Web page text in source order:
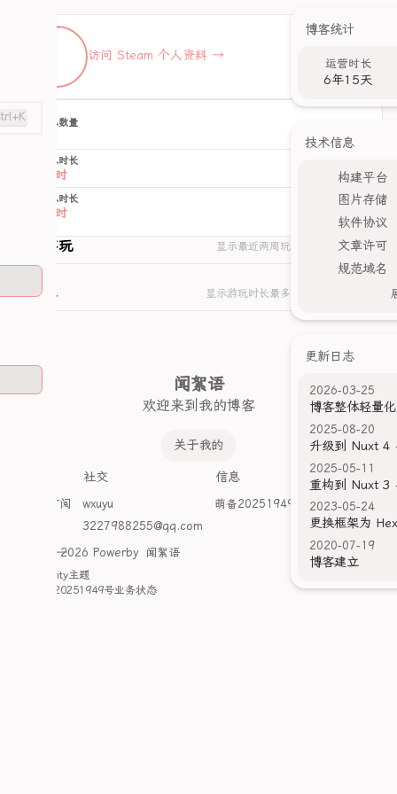
访问 Steam 个人资料 →
游戏总数量
游玩总时长
-- 小时
两周总时长
-- 小时
最近游玩 显示最近两周玩的undefined款游戏
游戏库 显示游玩时长最多的undefined款游戏
闻絮语
欢迎来到我的博客
关于我的
Atom订阅
社交
wxuyu
3227988255@qq.com
信息
萌备20251949号
©2020 — 2026 Powerby 闻絮语
Clarity主题
萌ICP备20251949号业务状态
博客统计
运营时长
6年15天
技术信息
构建平台
图片存储
软件协议
文章许可
规范域名
更新日志
2026-03-25
博客整体轻量
2025-08-20
升级到 Nuxt 4
2025-05-11
重构到 Nuxt
2023-05-24
更换框架为
2020-07-19
博客建立